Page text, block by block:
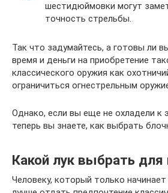
шестидюймовки могут
точность стрельбы.
Так что задумайтесь, а готовы ли
время и деньги на приобретение
классического оружия как
ограничиться огнестрельным
Однако, если вы еще не охладели к
теперь вы знаете, как выбрать
Какой лук выбрать для
Человеку, который только